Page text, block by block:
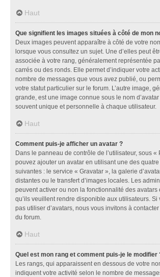
Haut
Que signifient les images situées à côté de mon
Deux images peuvent apparaître à côté de votre
lorsque vous consultez un sujet. Une d’elles peut
associée à votre rang, généralement représentée
carrés ou des ronds. Elle permet d’indiquer votre
nombre de messages que vous avez publié, ou
votre statut particulier sur le forum. L’autre image,
grande, est une image connue sous le nom
souvent unique et personnelle à chaque utilisateur.
Haut
Comment puis-je afficher un avatar ?
Dans le panneau de contrôle de l’utilisateur, sous «
pouvez ajouter un avatar en utilisant une des
suivantes : le service « Gravatar », la galerie
distantes ou le transfert d’images locales. Les
peuvent activer ou non la fonctionnalité des avatars
qu’ils veuillent rendre disponible aux utilisateurs. Si
pas utiliser d’avatars, nous vous invitons à
du forum.
Haut
Quel est mon rang et comment puis-je le modifier
Les rangs, qui apparaissent en dessous de votre
indiquent votre activité selon le nombre de